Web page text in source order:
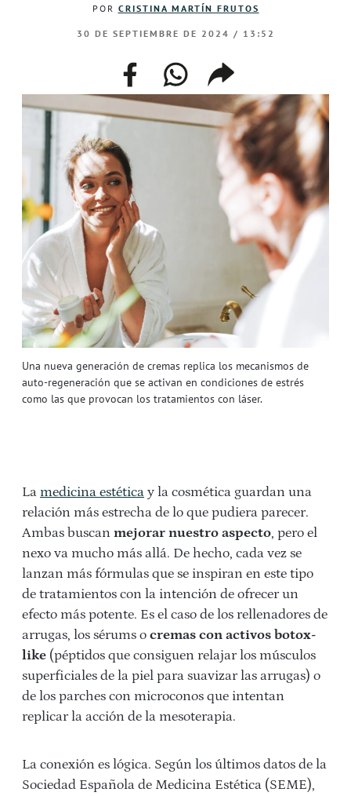
Una nueva generación de cremas replica los mecanismos de
auto-regeneración que se activan en condiciones de estrés
como las que provocan los tratamientos con láser.
POR CRISTINA MARTÍN FRUTOS
30 DE SEPTIEMBRE DE 2024 / 13:52
facebookwhatsappcompartir
enlace
La medicina estética y la cosmética guardan una
relación más estrecha de lo que pudiera parecer.
Ambas buscan mejorar nuestro aspecto, pero el
nexo va mucho más allá. De hecho, cada vez se
lanzan más fórmulas que se inspiran en este tipo
de tratamientos con la intención de ofrecer un
efecto más potente. Es el caso de los rellenadores de
arrugas, los sérums o cremas con activos botox-
like (péptidos que consiguen relajar los músculos
superficiales de la piel para suavizar las arrugas) o
de los parches con microconos que intentan
replicar la acción de la mesoterapia.
La conexión es lógica. Según los últimos datos de la
Sociedad Española de Medicina Estética (SEME),